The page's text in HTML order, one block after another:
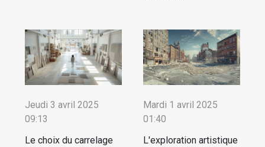
Jeudi 3 avril 2025
09:13
Le choix du carrelage
Mardi 1 avril 2025
01:40
L'exploration artistique